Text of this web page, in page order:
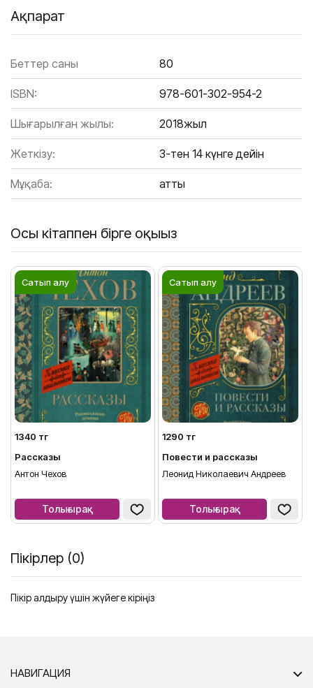
Ақпарат
Беттер саны 80
ISBN: 978-601-302-954-2
Шығарылған жылы: 2018жыл
Жеткізу: 3-тен 14 күнге дейін
Мұқаба: Қатты
Осы кітаппен бірге оқыңыз
Сатып алу
1340 тг
Рассказы
Антон Чехов
Толығырақ
Сатып алу
1290 тг
Повести и рассказы
Леонид Николаевич Андреев
Толығырақ
Пікірлер (0)
Пікір қалдыру үшін жүйеге кіріңіз
НАВИГАЦИЯ